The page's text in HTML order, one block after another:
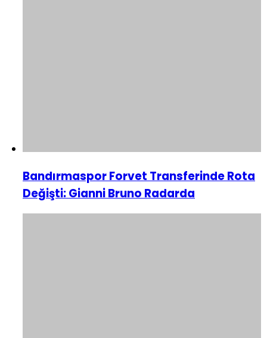
Bandırmaspor Forvet Transferinde Rota
Değişti: Gianni Bruno Radarda